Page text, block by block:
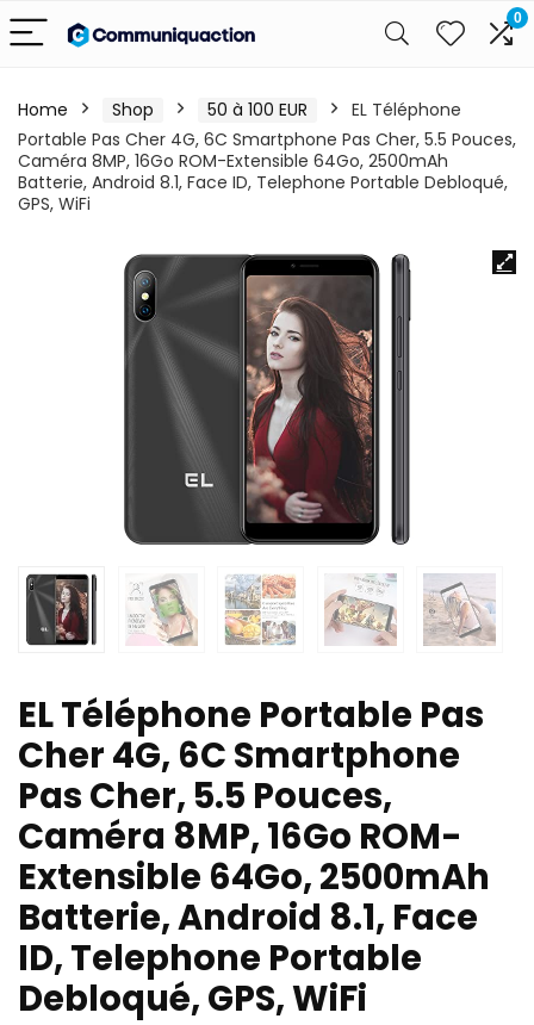
0
Home Shop 50 à 100 EUR
EL Téléphone
Portable Pas Cher 4G, 6C Smartphone Pas Cher, 5.5 Pouces,
Caméra 8MP, 16Go ROM-Extensible 64Go, 2500mAh
Batterie, Android 8.1, Face ID, Telephone Portable Debloqué,
GPS, WiFi
EL Téléphone Portable Pas
Cher 4G, 6C Smartphone
Pas Cher, 5.5 Pouces,
Caméra 8MP, 16Go ROM-
Extensible 64Go, 2500mAh
Batterie, Android 8.1, Face
ID, Telephone Portable
Debloqué, GPS, WiFi